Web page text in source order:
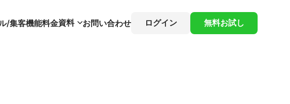
/集客機能料金資料 お問い合わせ ログイン 無料お試し